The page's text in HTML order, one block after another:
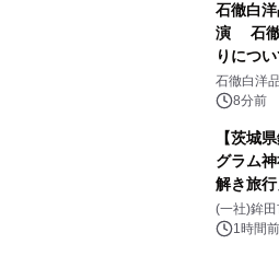
石徹白
演 石徹
りにつ
石徹白洋
8分前
【茨城
グラム
解き旅
(一社)鉾
1時間前